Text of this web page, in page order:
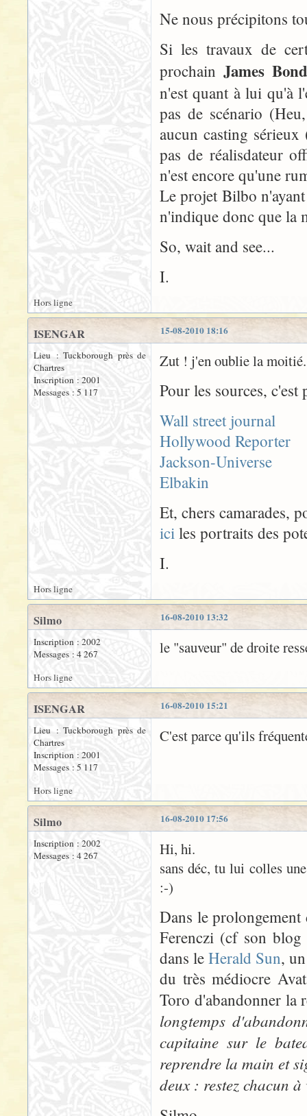
Ne nous précipitons
Si les travaux de
prochain James Bond
n'est quant à lui qu'à
pas de scénario
aucun casting
pas de réalisdateur
n'est encore qu'une
Le projet Bilbo
n'indique donc que la
So, wait and see...
I.
Hors ligne
15-08-2010 18:16
ISENGAR
Lieu : Tuckborough près de
Chartres
Inscription : 2001
Messages : 5 117
Zut ! j'en oublie la
Pour les sources, c'est
Wall street journal
Hollywood Reporter
Jackson-Universe
Elbakin
Et, chers camarades,
ici les portraits des
I.
Hors ligne
16-08-2010 13:32
Silmo
Inscription : 2002
Messages : 4 267
le "sauveur" de droite
Hors ligne
16-08-2010 15:21
ISENGAR
Lieu : Tuckborough près de
Chartres
Inscription : 2001
Messages : 5 117
C'est parce qu'ils
Hors ligne
16-08-2010 17:56
Silmo
Inscription : 2002
Messages : 4 267
Hi, hi.
sans déc, tu lui colles
:-)
Dans le prolongement
Ferenczi (cf son
dans leHerald Sun,
du très médiocre
Toro d'abandonner
longtemps
capitaine sur le
reprendre la main et
deux : restez chacun